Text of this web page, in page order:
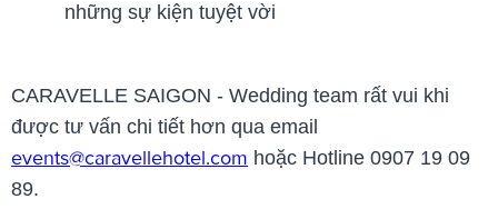
những sự kiện tuyệt vời
CARAVELLE SAIGON - Wedding team rất vui khi
được tư vấn chi tiết hơn qua email
events@caravellehotel.com hoặc Hotline 0907 19 09
89.